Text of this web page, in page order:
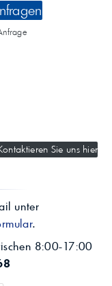
Sie uns hier
unter
.
8:00-17:00